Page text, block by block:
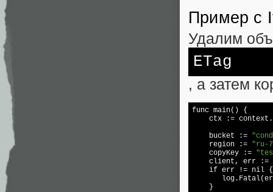
Пример с
Удалим
ETag
, а затем
func main() {
ctx :=
    bucket :=
    region :=
"ru-
    copyKey :=
client, err
    if err !=
nil
    }